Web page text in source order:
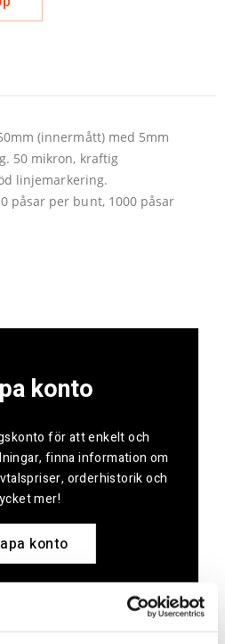
(innermått) med 5mm
50 mikron, kraftig
linjemarkering.
påsar per bunt, 1000 påsar
konto
för att enkelt och
finna information om
orderhistorik och
mer!
konto